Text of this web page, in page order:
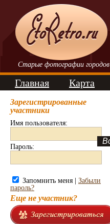
Старые фотографии городов
Главная Карта
Зарегистрированные
участники
Имя пользователя:
Пароль:
Запомнить меня | Забыли
пароль?
Еще не участник?